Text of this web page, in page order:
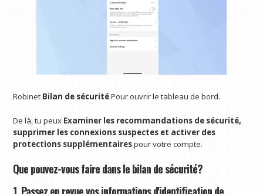
Robinet Bilan de sécuritéPour ouvrir le tableau de bord.
De là, tu peux Examiner les recommandations de sécurité,
supprimer les connexions suspectes et activer des
protections supplémentairespour votre compte.
Que pouvez-vous faire dans le bilan de sécurité?